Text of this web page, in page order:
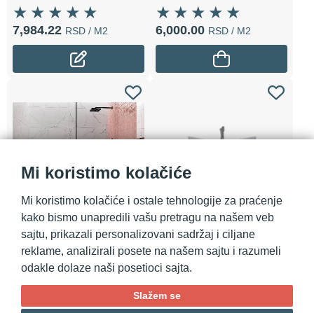
Mi koristimo kolačiće
Mi koristimo kolačiće i ostale tehnologije za praćenje
kako bismo unapredili vašu pretragu na našem veb
sajtu, prikazali personalizovani sadržaj i ciljane
reklame, analizirali posete na našem sajtu i razumeli
odakle dolaze naši posetioci sajta.
Slažem se
7,984.22 RSD / M2 6,000.00 RSD / M2
Zidne pločice Harlequine
Rose 7x28 - Dozvoljeno
4,650.00 RSD / M
Samostojeća kada Tina -
Dozvoljeno
98,160.00